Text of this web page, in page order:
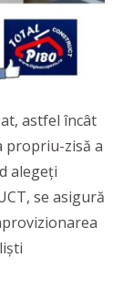
astfel încât
propriu-zisă a
alegeți
se asigură